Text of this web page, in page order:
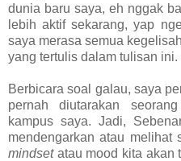
dunia baru saya, eh nggak
lebih aktif sekarang, yap
saya merasa semua
yang tertulis dalam tulisan ini.
Berbicara soal galau, saya
pernah diutarakan
kampus saya. Jadi,
mendengarkan atau melihat
mindsetatau mood kita akan